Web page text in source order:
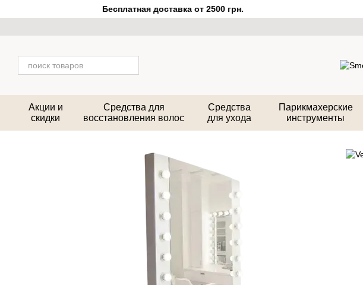
Перейти к основному контентуБесплатная доставка от 2500 грн.
Акции и
скидки
Средства для
восстановления волос
Средства
для ухода
Парикмахерские
инструменты